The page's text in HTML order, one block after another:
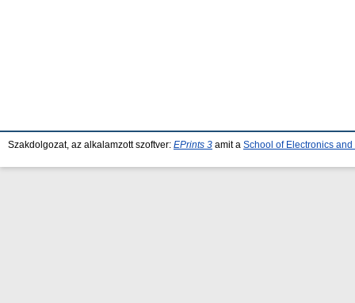
Szakdolgozat, az alkalamzott szoftver: EPrints 3 amit a School of Electronics